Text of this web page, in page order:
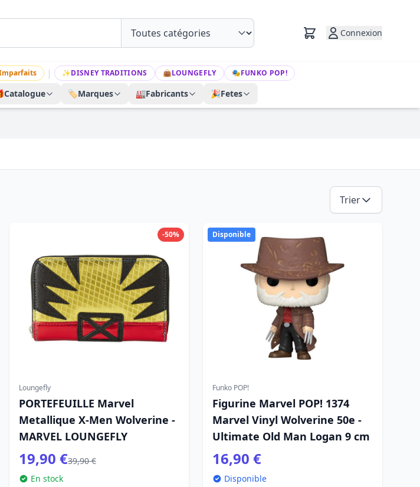
Connexion
| ✨DISNEY TRADITIONS 👜LOUNGEFLY 🎭FUNKO POP!
Catalogue 🏷️Marques 🏭Fabricants 🎉Fetes
Trier
-50%
Loungefly
PORTEFEUILLE Marvel
Metallique X-Men Wolverine -
MARVEL LOUNGEFLY
19,90 €39,90 €
En stock
Disponible
Funko POP!
Figurine Marvel POP! 1374
Marvel Vinyl Wolverine 50e -
Ultimate Old Man Logan 9 cm
16,90 €
Disponible